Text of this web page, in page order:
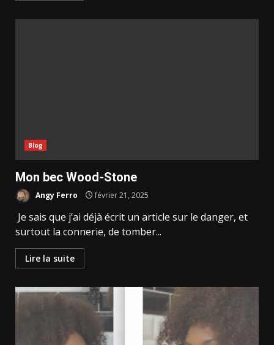
Blog
Mon bec Wood-Stone
Angy Ferro février 21, 2025
Je sais que j’ai déjà écrit un article sur le danger, et
surtout la connerie, de tomber...
Lire la suite